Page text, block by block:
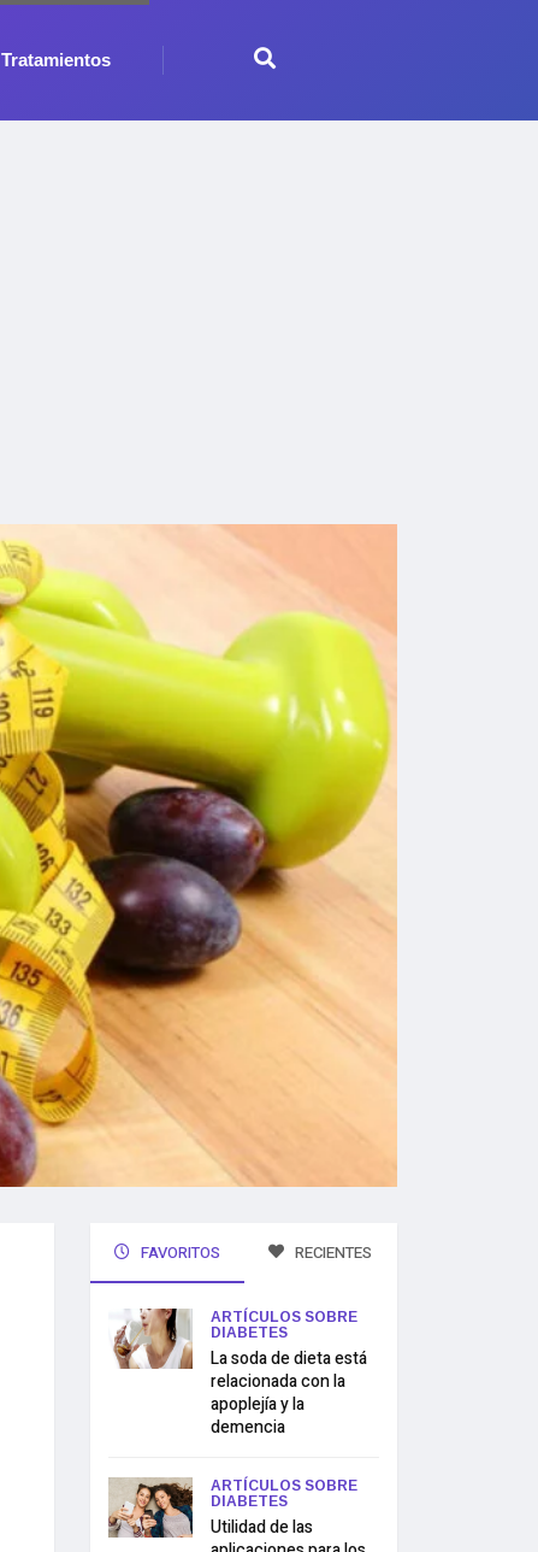
Tratamientos
FAVORITOS RECIENTES
ARTÍCULOS SOBRE
DIABETES
La soda de dieta está
relacionada con la
apoplejía y la
demencia
ARTÍCULOS SOBRE
DIABETES
Utilidad de las